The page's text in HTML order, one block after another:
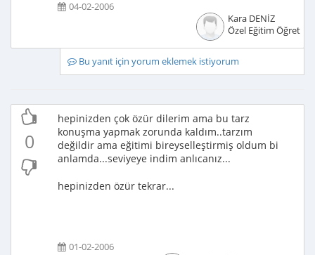
04-02-2006
Kara DENİZ
Özel Eğitim
Bu yanıt için yorum eklemek istiyorum
0
hepinizden çok özür dilerim ama bu tarz
konuşma yapmak zorunda kaldım..tarzım
değildir ama eğitimi bireyselleştirmiş oldum bi
anlamda...seviyeye indim anlıcanız...
hepinizden özür tekrar...
01-02-2006